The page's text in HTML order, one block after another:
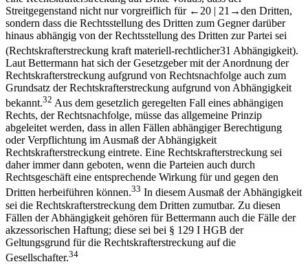
Streitgegenstand nicht nur vorgreiflich für ←20 | 21→den Dritten,
sondern dass die Rechtsstellung des Dritten zum Gegner darüber
hinaus abhängig von der Rechtsstellung des Dritten zur Partei sei
(Rechtskrafterstreckung kraft materiell-​rechtlicher31 Abhängigkeit).
Laut Bettermann hat sich der Gesetzgeber mit der Anordnung der
Rechtskrafterstreckung aufgrund von Rechtsnachfolge auch zum
Grundsatz der Rechtskrafterstreckung aufgrund von Abhängigkeit
bekannt.32 Aus dem gesetzlich geregelten Fall eines abhängigen
Rechts, der Rechtsnachfolge, müsse das allgemeine Prinzip
abgeleitet werden, dass in allen Fällen abhängiger Berechtigung
oder Verpflichtung im Ausmaß der Abhängigkeit
Rechtskrafterstreckung eintrete. Eine Rechtskrafterstreckung sei
daher immer dann geboten, wenn die Parteien auch durch
Rechtsgeschäft eine entsprechende Wirkung für und gegen den
Dritten herbeiführen können.33 In diesem Ausmaß der Abhängigkeit
sei die Rechtskrafterstreckung dem Dritten zumutbar. Zu diesen
Fällen der Abhängigkeit gehören fürBettermann auch die Fälle der
akzessorischen Haftung; diese sei bei § 129 I HGB der
Geltungsgrund für die Rechtskrafterstreckung auf die
Gesellschafter.34